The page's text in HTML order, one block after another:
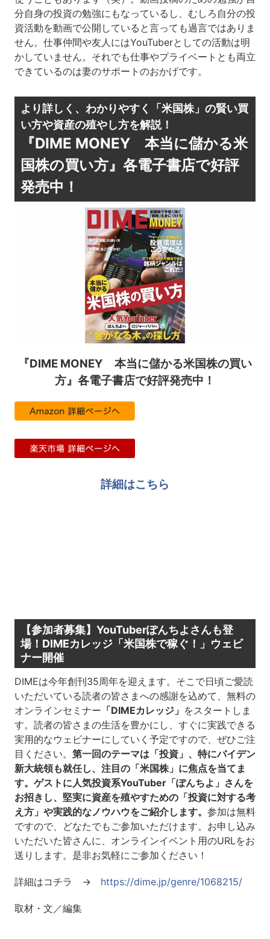
分自身の投資の勉強にもなっているし、むしろ自分の投
資活動を動画で公開していると言っても過言ではありま
せん。仕事仲間や友人にはYouTuberとしての活動は明
かしていません。それでも仕事やプライベートとも両立
できているのは妻のサポートのおかげです。
より詳しく、わかりやすく「米国株」の賢い買
い方や資産の殖やし方を解説！
『DIME MONEY 本当に儲かる米
国株の買い方』各電子書店で好評
発売中！
『DIME MONEY 本当に儲かる米国株の買い
方』各電子書店で好評発売中！
詳細はこちら
【参加者募集】YouTuberぽんちよさんも登
場！DIMEカレッジ「米国株で稼ぐ！」ウェビ
ナー開催
DIMEは今年創刊35周年を迎えます。そこで日頃ご愛読
いただいている読者の皆さまへの感謝を込めて、無料の
オンラインセミナー 「DIMEカレッジ」 をスタートしま
す。読者の皆さまの生活を豊かにし、すぐに実践できる
実用的なウェビナーにしていく予定ですので、ぜひご注
目ください。 第一回のテーマは「投資」、特にバイデン
新大統領も就任し、注目の「米国株」に焦点を当てま
す。ゲストに人気投資系YouTuber「ぽんちよ」さんを
お招きし、堅実に資産を殖やすための「投資に対する考
え方」や実践的なノウハウをご紹介します。 参加は無料
ですので、どなたでもご参加いただけます。お申し込み
いただいた皆さんに、オンラインイベント用のURLをお
送りします。是非お気軽にご参加ください！
詳細はコチラ → https://dime.jp/genre/1068215/
取材・文／編集